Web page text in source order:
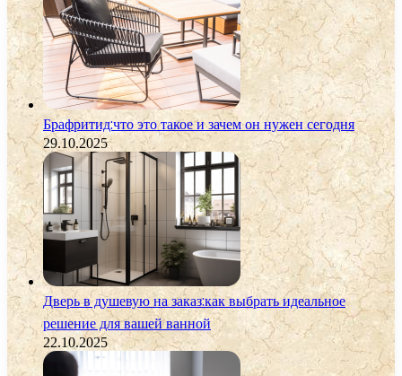
Брафритид:что это такое и зачем он нужен сегодня
29.10.2025
Дверь в душевую на заказ:как выбрать идеальное
решение для вашей ванной
22.10.2025